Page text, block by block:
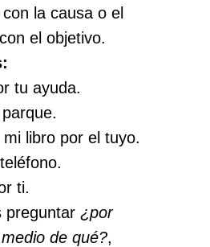
la causa o el
el objetivo.
tu ayuda.
mi libro por el tuyo.
ti.
preguntar ¿por
de qué?,